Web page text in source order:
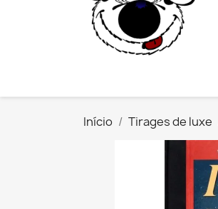
Início Tirages de luxe